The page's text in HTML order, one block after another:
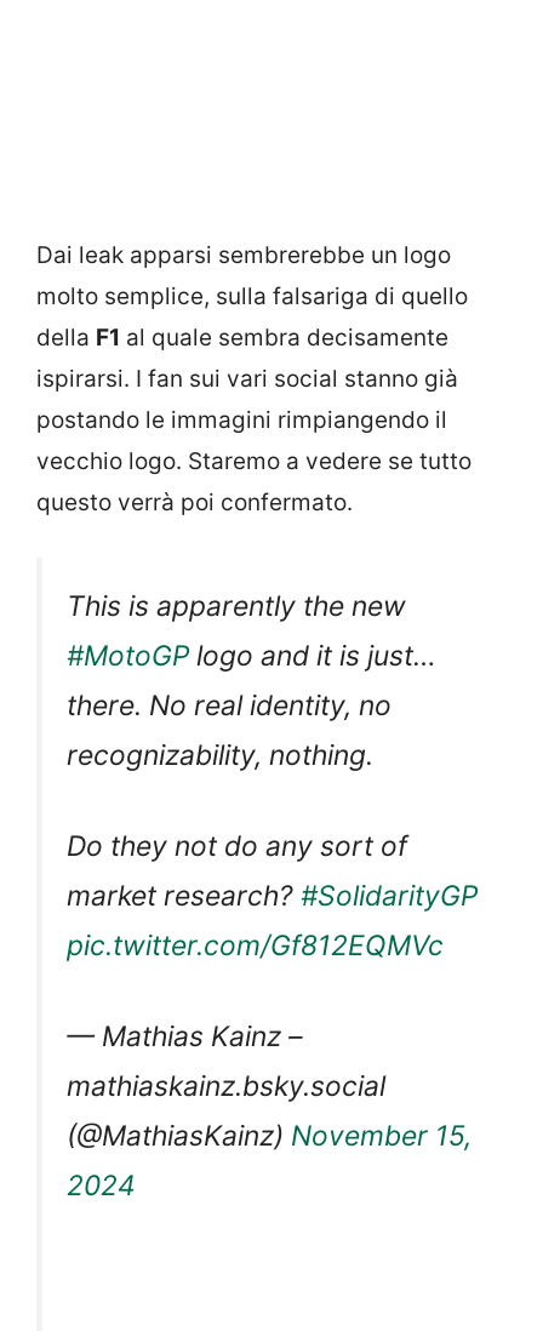
Dai leak apparsi sembrerebbe un logo
molto semplice, sulla falsariga di quello
della F1 al quale sembra decisamente
ispirarsi. I fan sui vari social stanno già
postando le immagini rimpiangendo il
vecchio logo. Staremo a vedere se tutto
questo verrà poi confermato.
This is apparently the new
#MotoGP logo and it is just…
there. No real identity, no
recognizability, nothing.
Do they not do any sort of
market research? #SolidarityGP
pic.twitter.com/Gf812EQMVc
— Mathias Kainz –
mathiaskainz.bsky.social
(@MathiasKainz) November 15,
2024